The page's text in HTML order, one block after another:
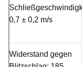
0,7 ± 0,2 m/s
Widerstand gegen